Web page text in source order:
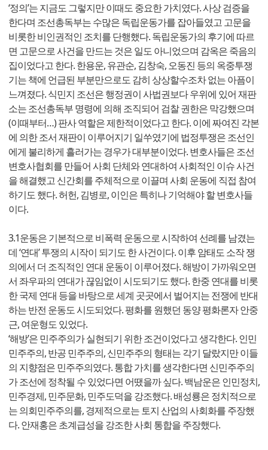
‘정의’는 지금도 그렇지만 이때도 중요한 가치였다. 사상 검증을
한다며 조선총독부는 수많은 독립운동가를 잡아들였고 고문을
비롯한 비인권적인 조치를 단행했다. 독립운동가의 후기에 따르
면 고문으로 사건을 만드는 것은 일도 아니었으며 감옥은 죽음의
집이었다고 한다. 한용운, 유관순, 김창숙, 오동진 등의 옥중투쟁
기는 책에 언급된 부분만으로도 감히 상상할수조차 없는 아픔이
느껴졌다. 식민지 조선은 행정권이 사법권보다 우위에 있어 재판
소는 조선총독부 명령에 의해 조직되어 검찰 권한은 막강했으며
(이때부터…) 판사 역할은 제한적이었다고 한다. 이에 짜여진 각본
에 의한 조서 재판이 이루어지기 일쑤였기에 법정투쟁은 조선인
에게 불리하게 흘러가는 경우가 대부분이었다. 변호사들은 조선
변호사협회를 만들어 사회 단체와 연대하여 사회적인 이슈 사건
을 해결했고 신간회를 주체적으로 이끌며 사회 운동에 직접 참여
하기도 했다. 허헌, 김병로, 이인은 특히나 기억해야 할 변호사들
이다.
3.1운동은 기본적으로 비폭력 운동으로 시작하여 선례를 남겼는
데 ‘연대’ 투쟁의 시작이 되기도 한 사건이다. 이후 암태도 소작 쟁
의에서 더 조직적인 연대 운동이 이루어졌다. 해방이 가까워오면
서 좌우파의 연대가 끊임없이 시도되기도 했다. 한중 연대를 비롯
한 국제 연대 등을 바탕으로 세계 곳곳에서 벌어지는 전쟁에 반대
하는 반전 운동도 시도되었다. 평화를 원했던 동양 평화론자 안중
근, 여운형도 있었다.
‘해방’은 민주주의가 실현되기 위한 조건이었다고 생각한다. 인민
민주주의, 반공 민주주의, 신민주주의 형태는 각기 달랐지만 이들
의 지향점은 민주주의였다. 통합 가치를 생각한다면 신민주주의
가 조선에 정착될 수 있었다면 어땠을까 싶다. 백남운은 인민정치,
민주경제, 민주문화, 민주도덕을 강조했다. 배성룡은 정치적으로
는 의회민주주의를, 경제적으로는 토지 산업의 사회화를 주장했
다. 안재홍은 초계급성을 강조한 사회 통합을 주장했다.